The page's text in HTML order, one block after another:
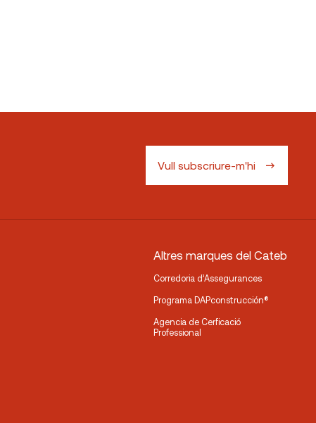
Vull subscriure-m'hi
Altres marques del Cateb
Corredoria d’Assegurances
Programa DAPconstrucción®
Agencia de Cerficació
Professional